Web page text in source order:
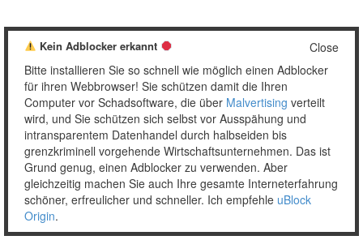
Close
Kein Adblocker erkannt
Bitte installieren Sie so schnell wie möglich einen Adblocker
für ihren Webbrowser! Sie schützen damit die Ihren
Computer vor Schadsoftware, die über Malvertising verteilt
wird, und Sie schützen sich selbst vor Ausspähung und
intransparentem Datenhandel durch halbseiden bis
grenzkriminell vorgehende Wirtschaftsunternehmen. Das ist
Grund genug, einen Adblocker zu verwenden. Aber
gleichzeitig machen Sie auch Ihre gesamte Interneterfahrung
schöner, erfreulicher und schneller. Ich empfehle uBlock
Origin.